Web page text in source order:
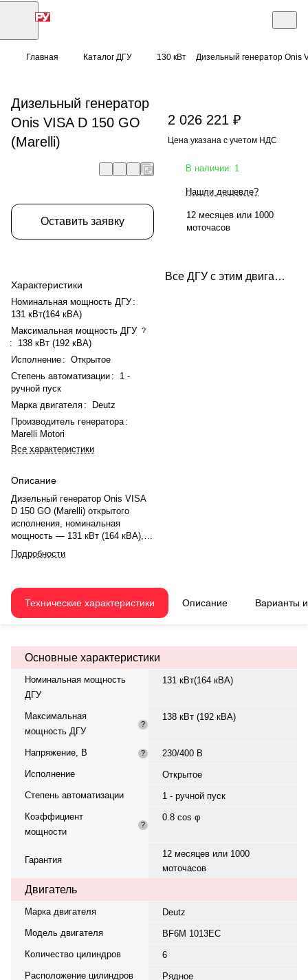
Главная Каталог ДГУ 130 кВт Дизельный генератор Onis
Дизельный генератор
Onis VISA D 150 GO
(Marelli)
Оставить заявку
Характеристики
Номинальная мощность ДГУ :
131 кВт(164 кВА)
Максимальная мощность ДГУ ?
:
138 кВт (192 кВА)
Исполнение : Открытое
Степень автоматизации :
1 -
ручной пуск
Марка двигателя :
Deutz
Производитель генератора :
Marelli Motori
Все характеристики
Описание
Дизельный генератор Onis VISA
D 150 GO (Marelli) открытого
исполнения, номинальная
мощность — 131 кВт (164 кВА),
максимальная — 138 кВт (192
кВА). Двигатель Deutz BF6M
регулятор. Частота вращения
1500 об/мин. Генератор Marelli
нагрузке — 28.9 л/ч. Топливный
бак — 360 л, время автономной
экономичности — 3.9. Вес —
1810 кг, габариты:
Производство: Италия, гарантия
12 мес. или 1000 моточасов.
Подробности
2 026 221 ₽
Цена указана с учетом НДС
В наличии: 1
Нашли дешевле?
12 месяцев или 1000
моточасов
Все ДГУ с этим двигателем
Технические характеристики Описание Варианты
Основные характеристики
Номинальная мощность
ДГУ
131 кВт(164 кВА)
Максимальная
мощность ДГУ
?
138 кВт (192 кВА)
Напряжение, В ?
230/400 В
Исполнение
Открытое
Степень автоматизации
1 - ручной пуск
Коэффициент
мощности
?
0.8 cos φ
Гарантия
12 месяцев или 1000
моточасов
Двигатель
Марка двигателя
Deutz
Модель двигателя
BF6M 1013EC
Количество цилиндров
6
Расположение цилиндров
Рядное